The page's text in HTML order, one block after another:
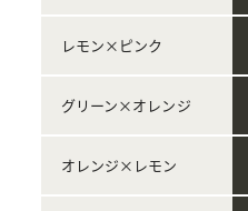
レモン×ピンク
グリーン×オレンジ
オレンジ×レモン